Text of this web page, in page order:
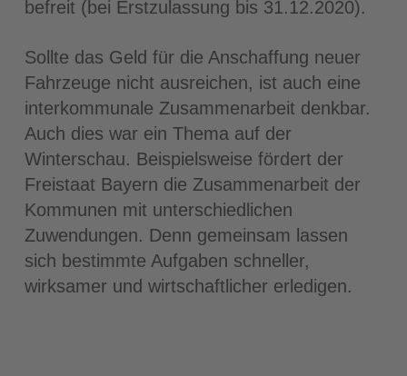
befreit (bei Erstzulassung bis 31.12.2020).
Sollte das Geld für die Anschaffung neuer
Fahrzeuge nicht ausreichen, ist auch eine
interkommunale Zusammenarbeit denkbar.
Auch dies war ein Thema auf der
Winterschau. Beispielsweise fördert der
Freistaat Bayern die Zusammenarbeit der
Kommunen mit unterschiedlichen
Zuwendungen. Denn gemeinsam lassen
sich bestimmte Aufgaben schneller,
wirksamer und wirtschaftlicher erledigen.